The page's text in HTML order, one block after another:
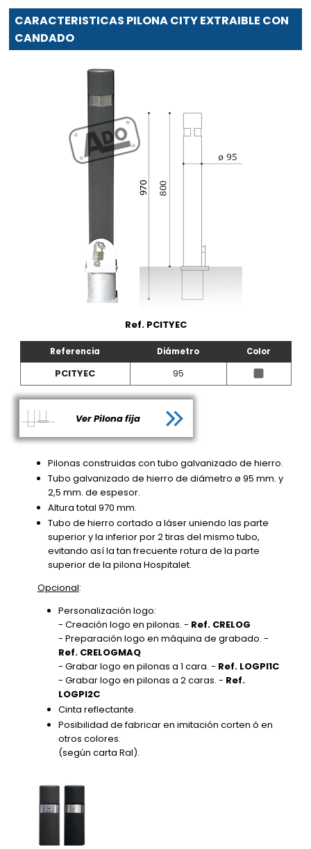
CARACTERISTICAS PILONA CITY EXTRAIBLE CON
CANDADO
Ref. PCITYEC
Referencia Diámetro Color
PCITYEC 95
Ver Pilona fija
Pilonas construidas con tubo galvanizado de hierro.
Tubo galvanizado de hierro de diámetro ø 95 mm. y
2,5 mm. de espesor.
Altura total 970 mm.
Tubo de hierro cortado a láser uniendo las parte
superior y la inferior por 2 tiras del mismo tubo,
evitando así la tan frecuente rotura de la parte
superior de la pilona Hospitalet.
Opcional:
Personalización logo:
- Creación logo en pilonas. - Ref. CRELOG
- Preparación logo en máquina de grabado. -
Ref. CRELOGMAQ
- Grabar logo en pilonas a 1 cara. - Ref. LOGPI1C
- Grabar logo en pilonas a 2 caras. - Ref.
LOGPI2C
Cinta reflectante.
Posibilidad de fabricar en imitación corten ó en
otros colores.
(según carta Ral).